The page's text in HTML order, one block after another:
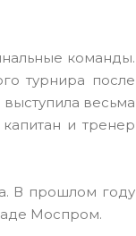
команды.
турнира после
весьма
и тренер
В прошлом году
Моспром.